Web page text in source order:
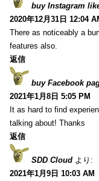
buy Instagram
2020年12月31日 12:04
There as noticeably a
features also.
返信
buy Facebook
2021年1月8日 5:05 PM
It as hard to find
talking about! Thanks
返信
SDD Cloud より:
2021年1月9日 10:03 AM